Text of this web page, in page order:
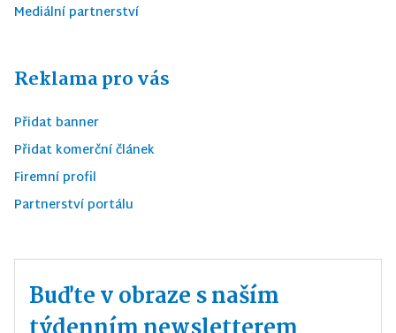
Mediální partnerství
Reklama pro vás
Přidat banner
Přidat komerční článek
Firemní profil
Partnerství portálu
Buďte v obraze s naším